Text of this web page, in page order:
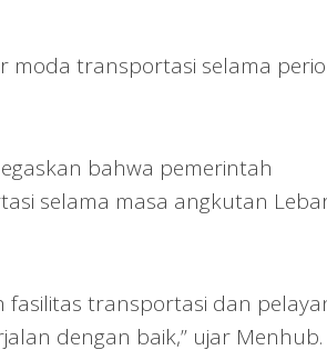
moda transportasi selama
bahwa pemerintah
selama masa angkutan
fasilitas transportasi dan
dengan baik,” ujar Menhub.